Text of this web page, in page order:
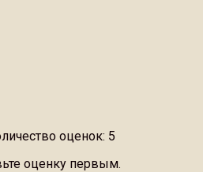
оценок: 5
оценку первым.